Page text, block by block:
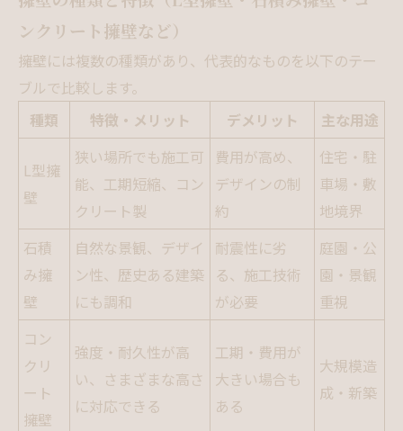
ンクリート擁壁など）
擁壁には複数の種類があり、代表的なものを以下のテー
ブルで比較します。
種類
特徴・メリット デメリット 主な用途
L型擁
壁
狭い場所でも施工可
能、工期短縮、コン
クリート製
費用が高め、
デザインの制
約
住宅・駐
車場・敷
地境界
石積
み擁
壁
自然な景観、デザイ
ン性、歴史ある建築
にも調和
耐震性に劣
る、施工技術
が必要
庭園・公
園・景観
重視
コン
クリ
ート
擁壁
強度・耐久性が高
い、さまざまな高さ
に対応できる
工期・費用が
大きい場合も
ある
大規模造
成・新築